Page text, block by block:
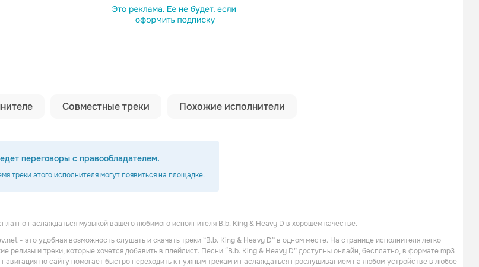
Совместные треки Похожие исполнители
переговоры с правообладателем.
треки этого исполнителя могут появиться на площадке.
наслаждаться музыкой вашего любимого исполнителя B.b. King & Heavy D в хорошем качестве.
- это удобная возможность слушать и скачать треки “B.b. King & Heavy D” в одном месте. На странице исполнителя легко
релизы и треки, которые хочется добавить в плейлист. Песни “B.b. King & Heavy D” доступны онлайн, бесплатно, в формате mp3
по сайту помогает быстро переходить к нужным трекам и наслаждаться прослушиванием на любом устройстве в любое